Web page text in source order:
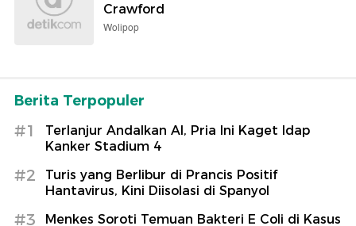
Crawford
Wolipop
Berita Terpopuler
#1
Terlanjur Andalkan AI, Pria Ini Kaget Idap
Kanker Stadium 4
#2
Turis yang Berlibur di Prancis Positif
Hantavirus, Kini Diisolasi di Spanyol
#3
Menkes Soroti Temuan Bakteri E Coli di Kasus